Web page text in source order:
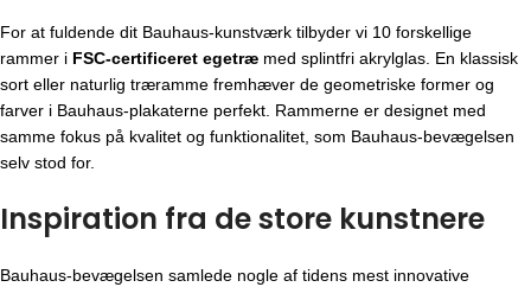
For at fuldende dit Bauhaus-kunstværk tilbyder vi 10 forskellige
rammer i FSC-certificeret egetræ med splintfri akrylglas. En klassisk
sort eller naturlig træramme fremhæver de geometriske former og
farver i Bauhaus-plakaterne perfekt. Rammerne er designet med
samme fokus på kvalitet og funktionalitet, som Bauhaus-bevægelsen
selv stod for.
Inspiration fra de store kunstnere
Bauhaus-bevægelsen samlede nogle af tidens mest innovative